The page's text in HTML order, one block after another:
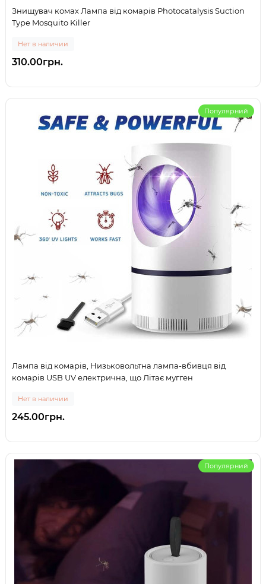
Знищувач комах Лампа від комарів Photocatalysis Suction
Type Mosquito Killer
Нет в наличии
310.00грн.
Популярний
Лампа від комарів, Низьковольтна лампа-вбивця від
комарів USB UV електрична, що Літає мугген
Нет в наличии
245.00грн.
Популярний